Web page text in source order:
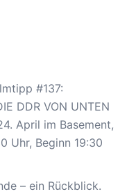
#137:
DDR VON UNTEN
April im Basement,
Uhr, Beginn 19:30
– ein Rückblick.